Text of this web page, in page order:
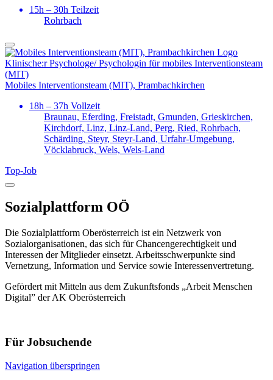
15h – 30h Teilzeit
Rohrbach
Klinische:r Psychologe/ Psychologin für mobiles Interventions­team
(MIT)
Mobiles Interventionsteam (MIT), Prambachkirchen
18h – 37h Vollzeit
Braunau, Eferding, Freistadt, Gmunden, Grieskirchen,
Kirchdorf, Linz, Linz-Land, Perg, Ried, Rohrbach,
Schärding, Steyr, Steyr-Land, Urfahr-Umgebung,
Vöcklabruck, Wels, Wels-Land
Top‑Job
Sozialplattform OÖ
Die Sozialplattform Oberösterreich ist ein Netzwerk von
Sozialorganisationen, das sich für Chancengerechtigkeit und
Interessen der Mitglieder einsetzt. Arbeitsschwerpunkte sind
Vernetzung, Information und Service sowie Interessenvertretung.
Gefördert mit Mitteln aus dem Zukunftsfonds „Arbeit Menschen
Digital” der AK Oberösterreich
Für Jobsuchende
Navigation überspringen